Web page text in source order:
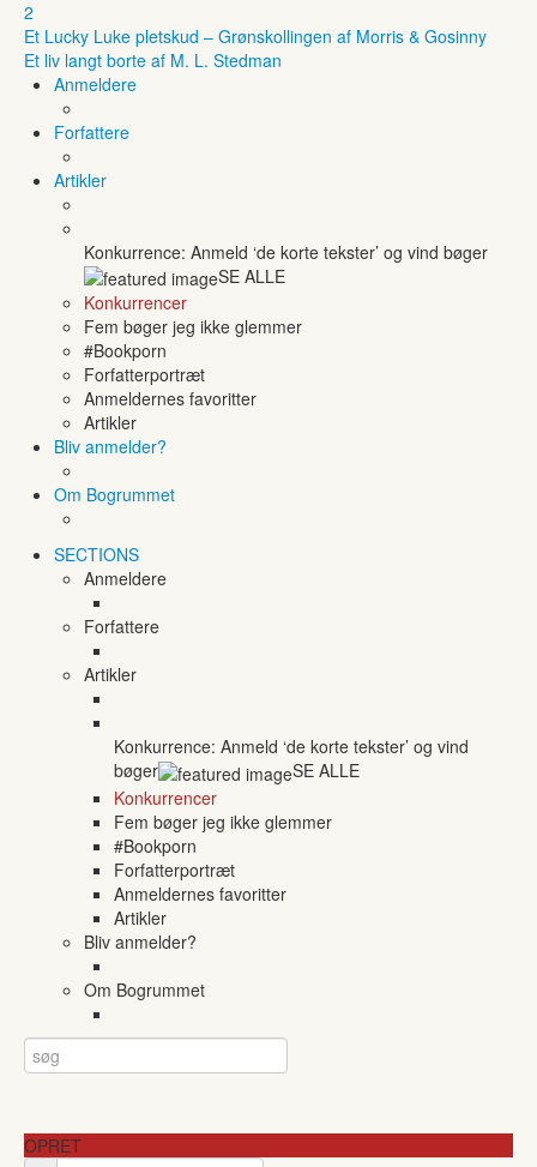
2
Et Lucky Luke pletskud – Grønskollingen af Morris & Gosinny
Et liv langt borte af M. L. Stedman
Anmeldere
Forfattere
Artikler
Konkurrence: Anmeld ‘de korte tekster’ og vind bøger
SE ALLE
Konkurrencer
Fem bøger jeg ikke glemmer
#Bookporn
Forfatterportræt
Anmeldernes favoritter
Artikler
Bliv anmelder?
Om Bogrummet
SECTIONS
Anmeldere
Forfattere
Artikler
Konkurrence: Anmeld ‘de korte tekster’ og vind
bøger
SE ALLE
Konkurrencer
Fem bøger jeg ikke glemmer
#Bookporn
Forfatterportræt
Anmeldernes favoritter
Artikler
Bliv anmelder?
Om Bogrummet
OPRET